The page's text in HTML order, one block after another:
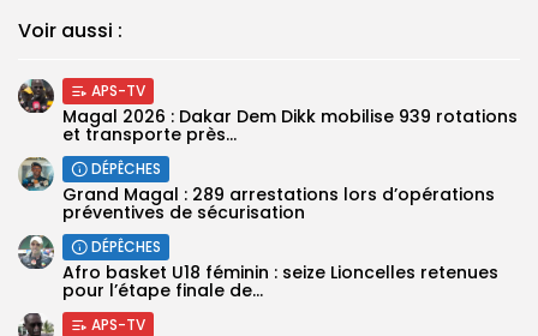
Voir aussi :
APS-TV
Magal 2026 : Dakar Dem Dikk mobilise 939 rotations
et transporte près...
DÉPÊCHES
Grand Magal : 289 arrestations lors d’opérations
préventives de sécurisation
DÉPÊCHES
‎Afro basket U18 féminin : seize Lioncelles retenues
pour l’étape finale de...
APS-TV